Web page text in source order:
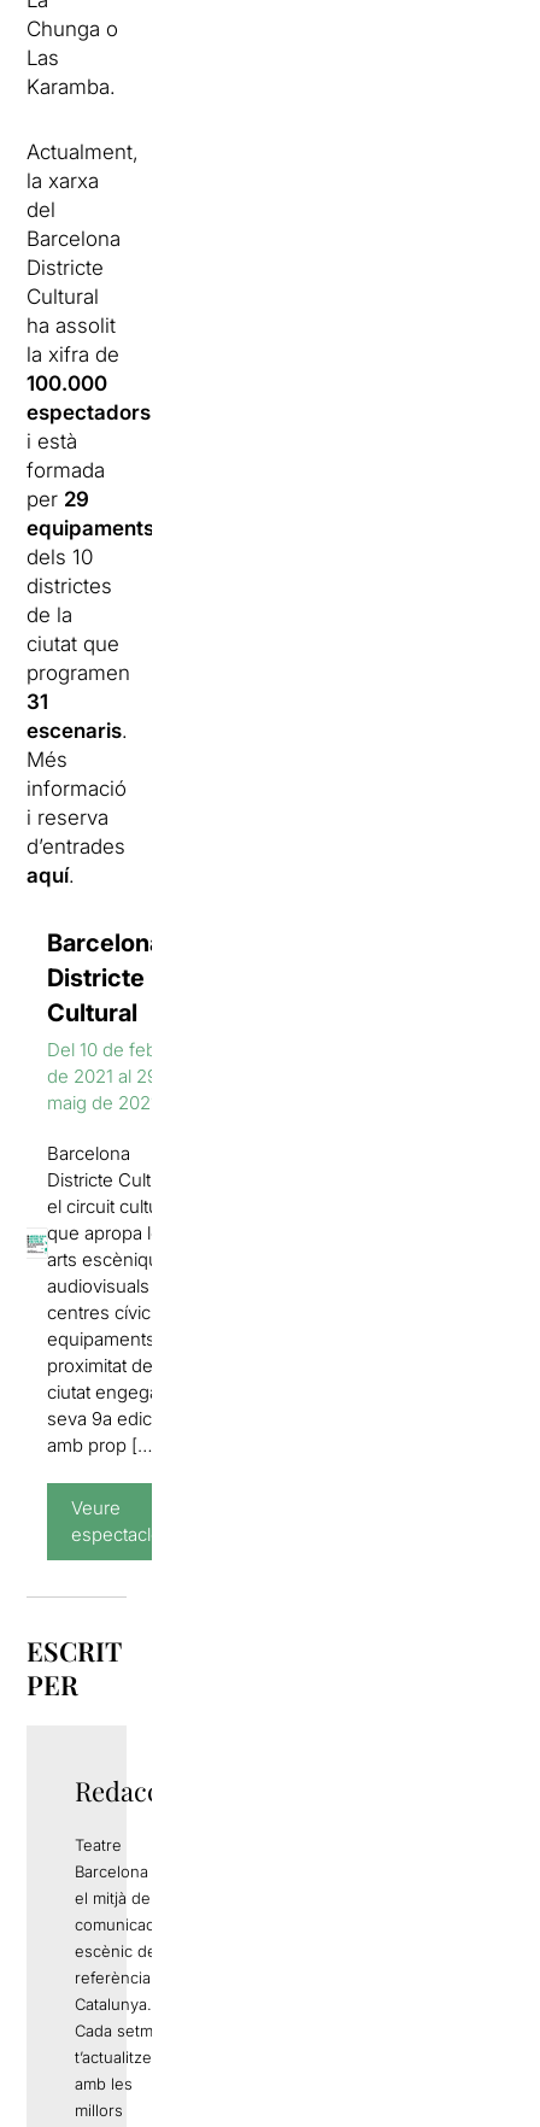
Chunga o
Las
Karamba.
Actualment,
la xarxa
del
Barcelona
Districte
Cultural
ha assolit
la xifra de
100.000
espectadors
i està
formada
per 29
equipaments
dels 10
districtes
de la
ciutat que
programen
31
escenaris.
Més
informació
i reserva
d’entrades
aquí.
Barcelona
Districte
Cultural
Del 10 de febrer
de 2021 al 29 de
maig de 2021
Barcelona
Districte Cultural,
el circuit cultural
que apropa les
arts escèniques i
audiovisuals als
centres cívics i
equipaments de
proximitat de la
ciutat engega la
seva 9a edició
amb prop […]
Veure
espectacles
ESCRIT
PER
Redacció
Teatre
Barcelona és
el mitjà de
comunicació
escènic de
referència a
Catalunya.
Cada setmana
t’actualitzem
amb les
millors